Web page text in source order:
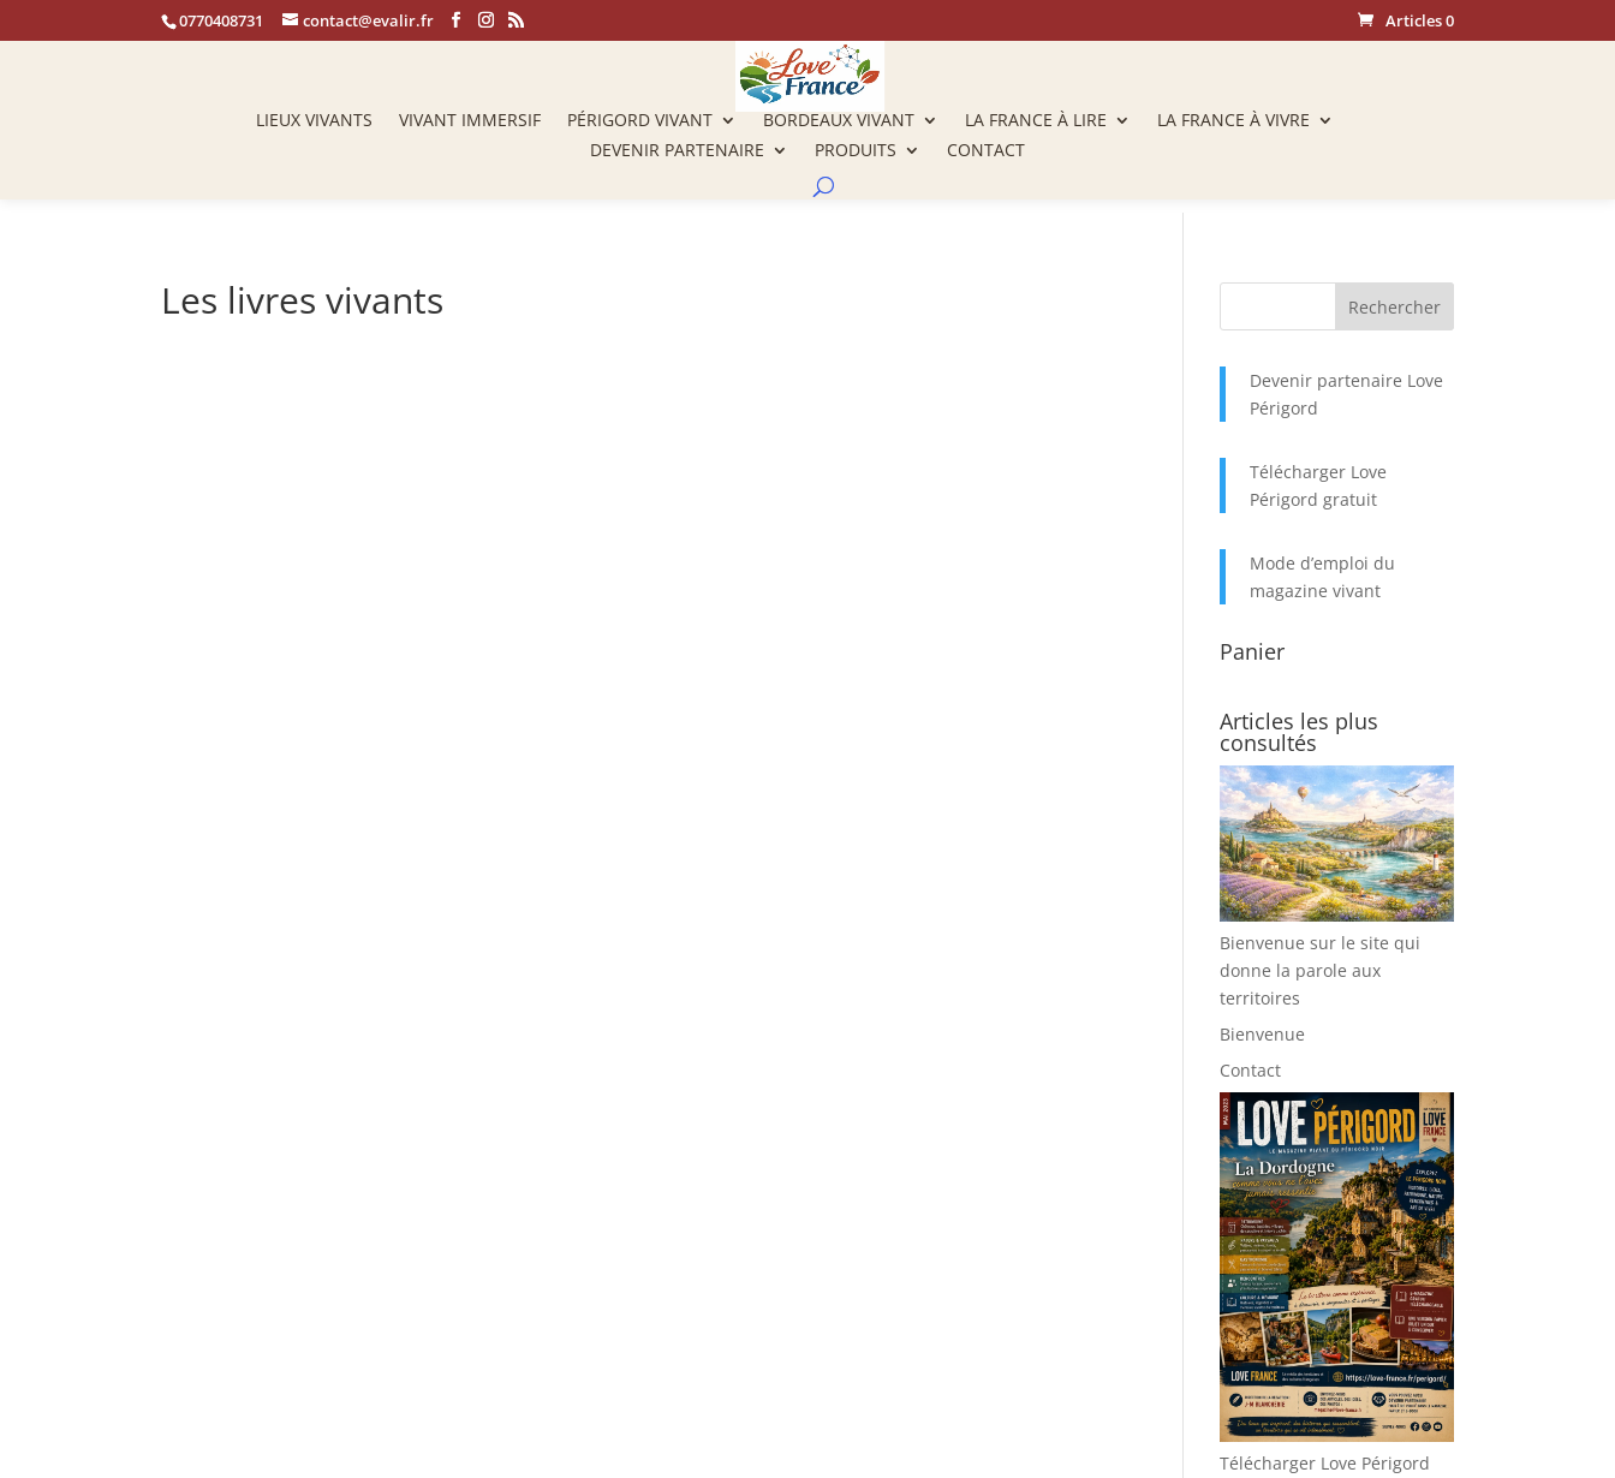
0770408731 contact@evalir.fr Articles 0
LIEUX VIVANTS VIVANT IMMERSIF PÉRIGORD VIVANT BORDEAUX VIVANT LA FRANCE À LIRE
LA FRANCE À VIVRE
DEVENIR PARTENAIRE
PRODUITS CONTACT
Les livres vivants
Devenir partenaire Love
Périgord
Télécharger Love
Périgord gratuit
Mode d’emploi du
magazine vivant
Panier
Articles les plus
consultés
Bienvenue sur le site qui
donne la parole aux
territoires
Bienvenue
Contact
Télécharger Love Périgord